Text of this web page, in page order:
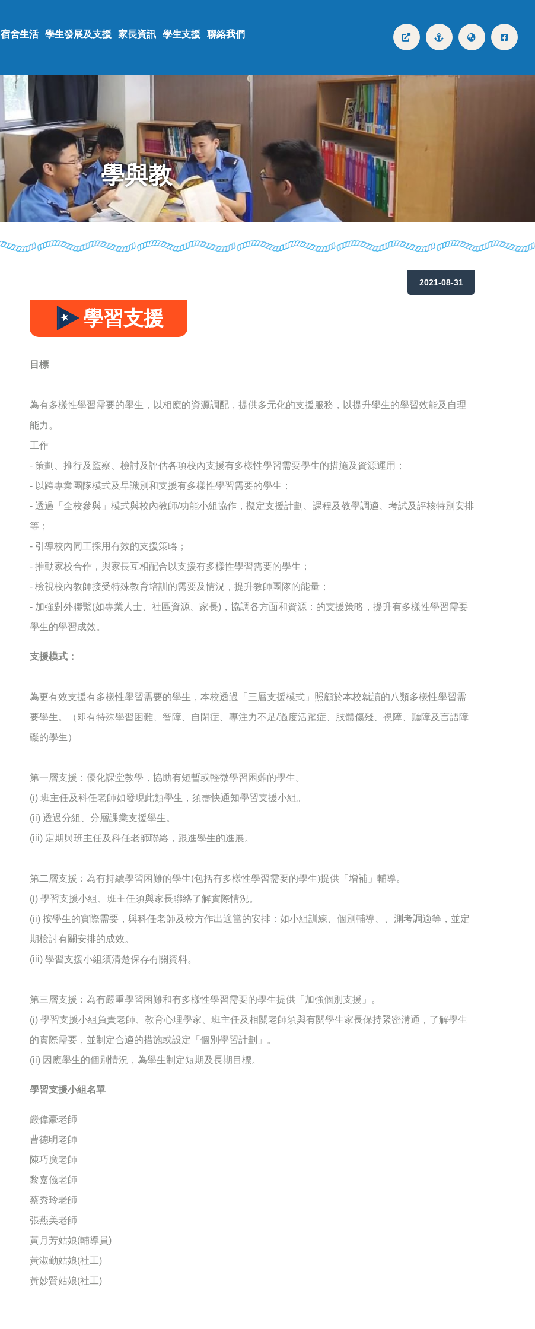
宿舍生活 學生發展及支援 家長資訊 學生支援 聯絡我們
學與教
2021-08-31
學習支援
目標
為有多樣性學習需要的學生，以相應的資源調配，提供多元化的支援服務，以提升學生的學習效能及自理
能力。
工作
- 策劃、推行及監察、檢討及評估各項校內支援有多樣性學習需要學生的措施及資源運用；
- 以跨專業團隊模式及早識別和支援有多樣性學習需要的學生；
- 透過「全校參與」模式與校內教師/功能小組協作，擬定支援計劃、課程及教學調適、考試及評核特別安排
等；
- 引導校內同工採用有效的支援策略；
- 推動家校合作，與家長互相配合以支援有多樣性學習需要的學生；
- 檢視校內教師接受特殊教育培訓的需要及情況，提升教師團隊的能量；
- 加強對外聯繫(如專業人士、社區資源、家長)，協調各方面和資源：的支援策略，提升有多樣性學習需要
學生的學習成效。
支援模式：
為更有效支援有多樣性學習需要的學生，本校透過「三層支援模式」照顧於本校就讀的八類多樣性學習需
要學生。（即有特殊學習困難、智障、自閉症、專注力不足/過度活躍症、肢體傷殘、視障、聽障及言語障
礙的學生）
第一層支援：優化課堂教學，協助有短暫或輕微學習困難的學生。
(i) 班主任及科任老師如發現此類學生，須盡快通知學習支援小組。
(ii) 透過分組、分層課業支援學生。
(iii) 定期與班主任及科任老師聯絡，跟進學生的進展。
第二層支援：為有持續學習困難的學生(包括有多樣性學習需要的學生)提供「增補」輔導。
(i) 學習支援小組、班主任須與家長聯絡了解實際情況。
(ii) 按學生的實際需要，與科任老師及校方作出適當的安排：如小組訓練、個別輔導、、測考調適等，並定
期檢討有關安排的成效。
(iii) 學習支援小組須清楚保存有關資料。
第三層支援：為有嚴重學習困難和有多樣性學習需要的學生提供「加強個別支援」。
(i) 學習支援小組負責老師、教育心理學家、班主任及相關老師須與有關學生家長保持緊密溝通，了解學生
的實際需要，並制定合適的措施或設定「個別學習計劃」。
(ii) 因應學生的個別情況，為學生制定短期及長期目標。
學習支援小組名單
嚴偉豪老師
曹德明老師
陳巧廣老師
黎嘉儀老師
蔡秀玲老師
張燕美老師
黃月芳姑娘(輔導員)
黃淑勤姑娘(社工)
黃妙賢姑娘(社工)